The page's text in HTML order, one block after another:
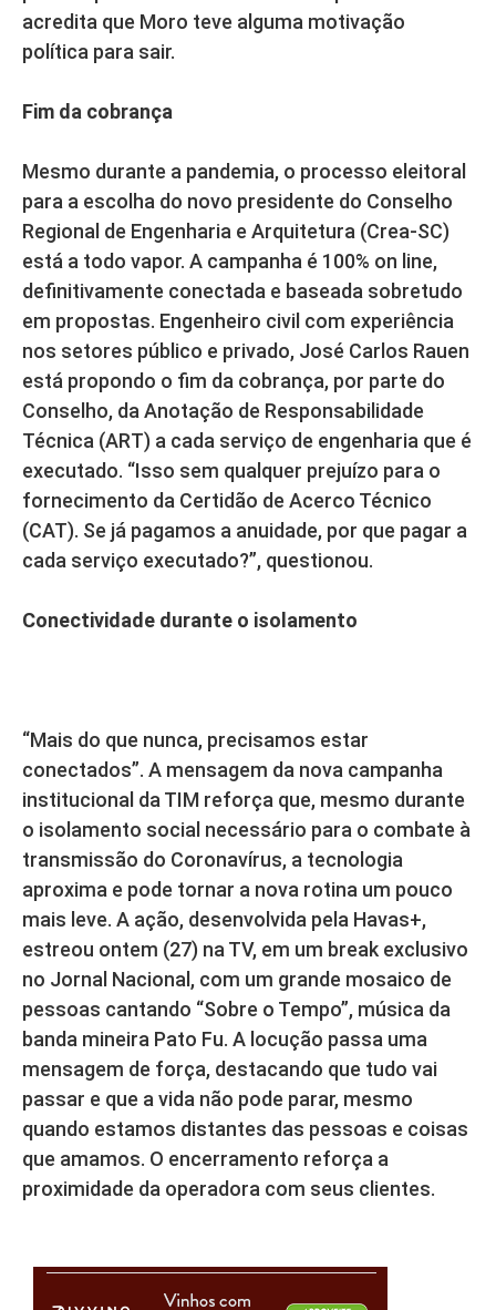
acredita que Moro teve alguma motivação
política para sair.
Fim da cobrança
Mesmo durante a pandemia, o processo eleitoral
para a escolha do novo presidente do Conselho
Regional de Engenharia e Arquitetura (Crea-SC)
está a todo vapor. A campanha é 100% on line,
definitivamente conectada e baseada sobretudo
em propostas. Engenheiro civil com experiência
nos setores público e privado, José Carlos Rauen
está propondo o fim da cobrança, por parte do
Conselho, da Anotação de Responsabilidade
Técnica (ART) a cada serviço de engenharia que é
executado. “Isso sem qualquer prejuízo para o
fornecimento da Certidão de Acerco Técnico
(CAT). Se já pagamos a anuidade, por que pagar a
cada serviço executado?”, questionou.
Conectividade durante o isolamento
“Mais do que nunca, precisamos estar
conectados”. A mensagem da nova campanha
institucional da TIM reforça que, mesmo durante
o isolamento social necessário para o combate à
transmissão do Coronavírus, a tecnologia
aproxima e pode tornar a nova rotina um pouco
mais leve. A ação, desenvolvida pela Havas+,
estreou ontem (27) na TV, em um break exclusivo
no Jornal Nacional, com um grande mosaico de
pessoas cantando “Sobre o Tempo”, música da
banda mineira Pato Fu. A locução passa uma
mensagem de força, destacando que tudo vai
passar e que a vida não pode parar, mesmo
quando estamos distantes das pessoas e coisas
que amamos. O encerramento reforça a
proximidade da operadora com seus clientes.